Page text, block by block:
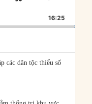
FORWARD
16:25
các dân tộc thiểu số